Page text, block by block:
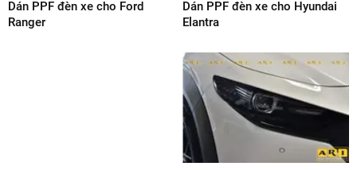
Dán PPF đèn xe cho Ford
Ranger
Dán PPF đèn xe cho Hyundai
Elantra